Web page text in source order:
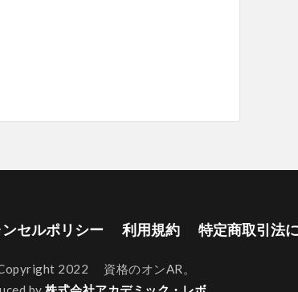
セルポリシー 利用規約 特定商取引法
2022 資格のオンAR。